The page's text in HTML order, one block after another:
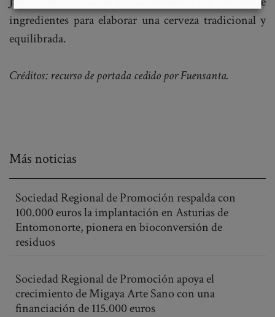
ingredientes para elaborar una cerveza tradicional y
equilibrada. ​
Créditos: recurso de portada cedido por Fuensanta.
Más noticias
Sociedad Regional de Promoción respalda con
100.000 euros la implantación en Asturias de
Entomonorte, pionera en bioconversión de
residuos
Sociedad Regional de Promoción apoya el
crecimiento de Migaya Arte Sano con una
financiación de 115.000 euros